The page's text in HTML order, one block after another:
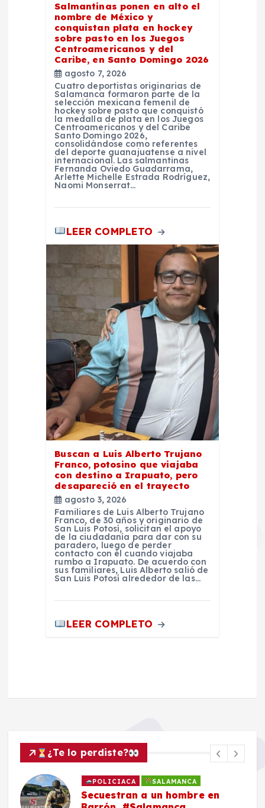
Salmantinas ponen en alto el
nombre de México y
conquistan plata en hockey
sobre pasto en los Juegos
Centroamericanos y del
Caribe, en Santo Domingo 2026
agosto 7, 2026
Cuatro deportistas originarias de
Salamanca formaron parte de la
selección mexicana femenil de
hockey sobre pasto que conquistó
la medalla de plata en los Juegos
Centroamericanos y del Caribe
Santo Domingo 2026,
consolidándose como referentes
del deporte guanajuatense a nivel
internacional. Las salmantinas
Fernanda Oviedo Guadarrama,
Arlette Michelle Estrada Rodríguez,
Naomi Monserrat…
LEER COMPLETO
Buscan a Luis Alberto Trujano
Franco, potosino que viajaba
con destino a Irapuato, pero
desapareció en el trayecto
agosto 3, 2026
Familiares de Luis Alberto Trujano
Franco, de 30 años y originario de
San Luis Potosí, solicitan el apoyo
de la ciudadanía para dar con su
paradero, luego de perder
contacto con él cuando viajaba
rumbo a Irapuato. De acuerdo con
sus familiares, Luis Alberto salió de
San Luis Potosí alrededor de las…
LEER COMPLETO
¿Te lo perdiste?
POLICIACA SALAMANCA
Secuestran a un hombre en